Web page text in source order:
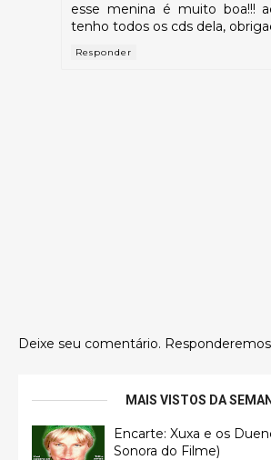
esse menina é muito boa!!!
tenho todos os cds dela,
Responder
Deixe seu comentário.
MAIS VISTOS DA
Encarte: Xuxa e os
Sonora do Filme)